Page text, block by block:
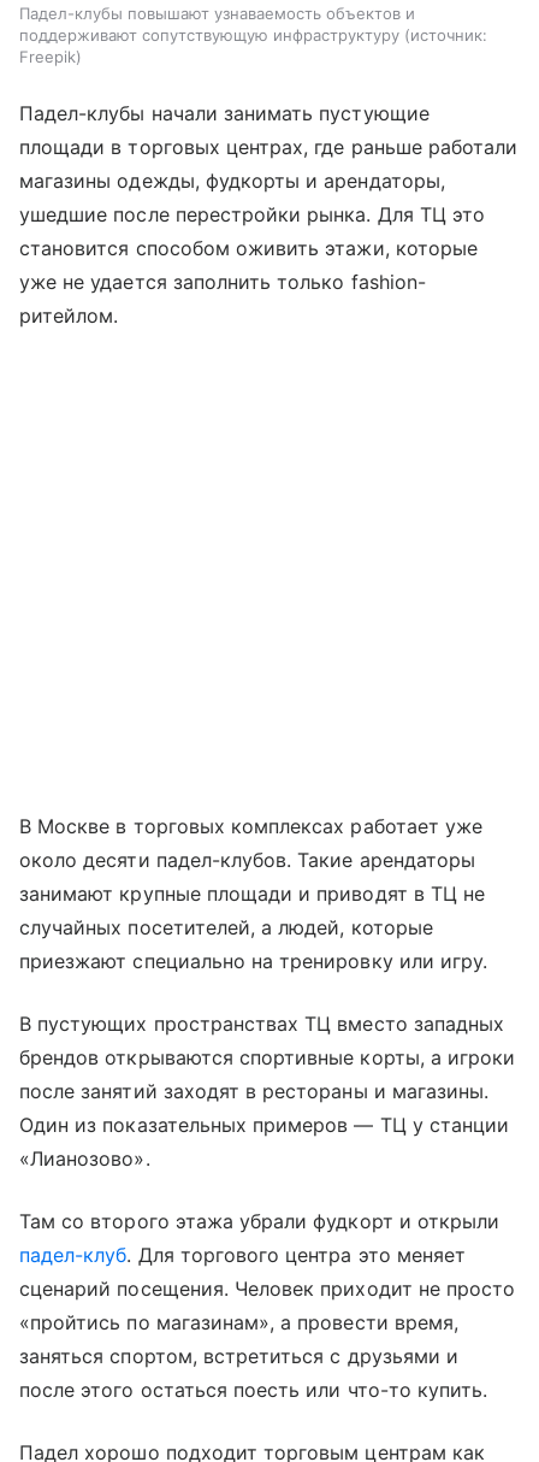
Падел-клубы повышают узнаваемость объектов и
поддерживают сопутствующую инфраструктуру
источник:
Freepik
Падел-клубы начали занимать пустующие
площади в торговых центрах, где раньше работали
магазины одежды, фудкорты и арендаторы,
ушедшие после перестройки рынка. Для ТЦ это
становится способом оживить этажи, которые
уже не удается заполнить только fashion-
ритейлом.
В Москве в торговых комплексах работает уже
около десяти падел-клубов. Такие арендаторы
занимают крупные площади и приводят в ТЦ не
случайных посетителей, а людей, которые
приезжают специально на тренировку или игру.
В пустующих пространствах ТЦ вместо западных
брендов открываются спортивные корты, а игроки
после занятий заходят в рестораны и магазины.
Один из показательных примеров — ТЦ у станции
«Лианозово».
Там со второго этажа убрали фудкорт и открыли
падел-клуб. Для торгового центра это меняет
сценарий посещения. Человек приходит не просто
«пройтись по магазинам», а провести время,
заняться спортом, встретиться с друзьями и
после этого остаться поесть или что-то купить.
Падел хорошо подходит торговым центрам как